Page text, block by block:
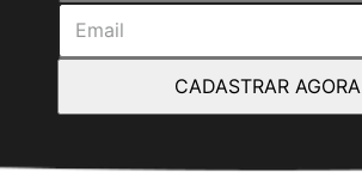
CADASTRAR AGORA